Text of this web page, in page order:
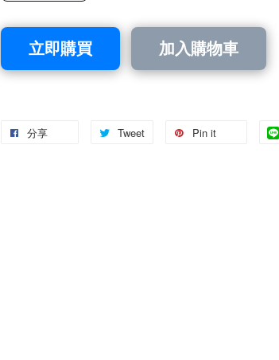
立即購買 加入購物車
分享 Tweet Pin it